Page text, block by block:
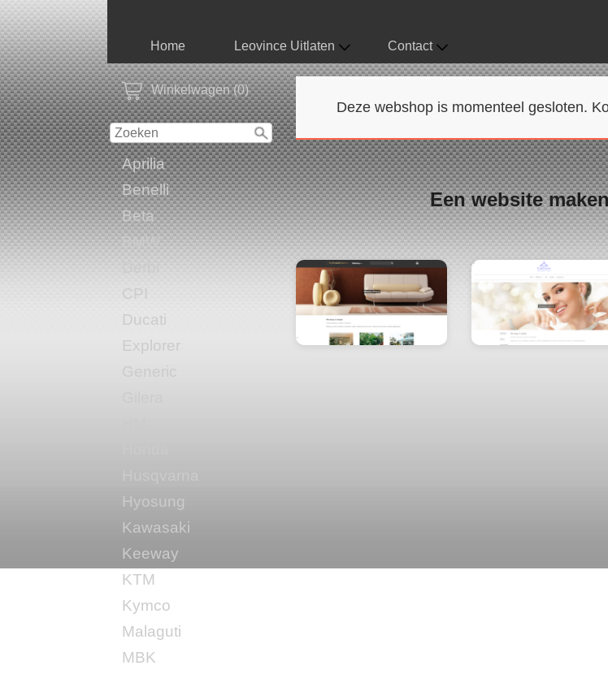
Home Leovince Uitlaten Contact
Winkelwagen (0)
Aprilia
Benelli
Beta
BMW
CPI
Ducati
Explorer
Hyosung
Kawasaki
Keeway
KTM
Kymco
Malaguti
MBK
Deze webshop is momenteel gesloten.
Een website